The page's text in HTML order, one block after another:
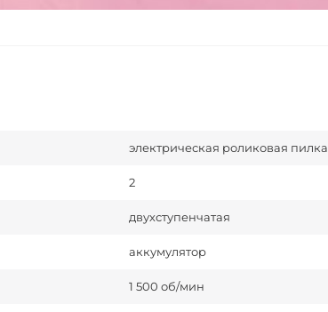
электрическая роликовая пилка
2
двухступенчатая
аккумулятор
1 500 об/мин